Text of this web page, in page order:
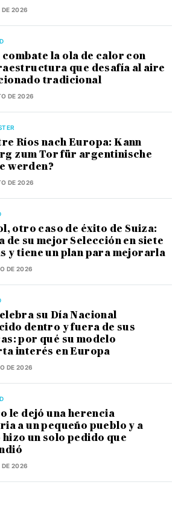
DE 2026
combate la ola de calor con
que desafía al aire
tradicional
DE 2026
Ríos nach Europa: Kann
zum Tor für argentinische
werden?
DE 2026
otro caso de éxito de Suiza:
de su mejor Selección en siete
y tiene un plan para mejorarla
DE 2026
su Día Nacional
dentro y fuera de sus
por qué su modelo
interés en Europa
DE 2026
le dejó una herencia
a un pequeño pueblo y a
hizo un solo pedido que
DE 2026